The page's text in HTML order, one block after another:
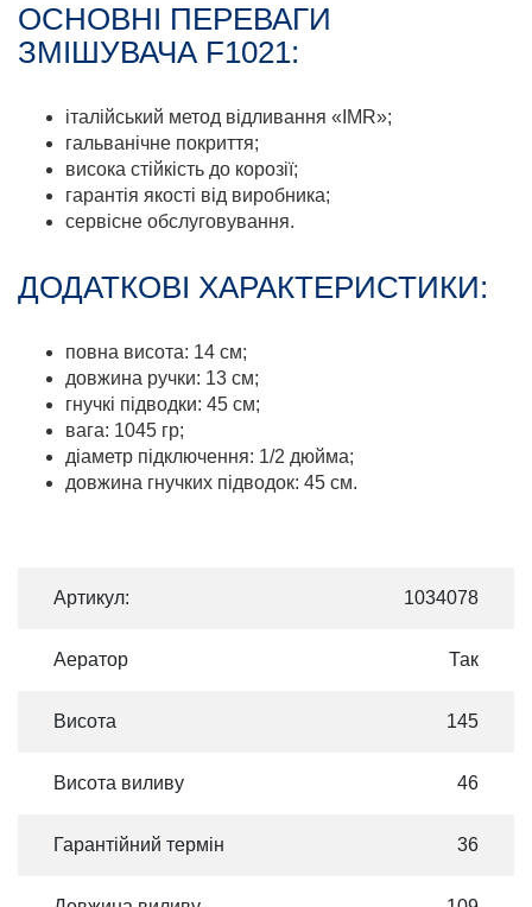
ОСНОВНІ ПЕРЕВАГИ
ЗМІШУВАЧА F1021:
італійський метод відливання «IMR»;
гальванічне покриття;
висока стійкість до корозії;
гарантія якості від виробника;
сервісне обслуговування.
ДОДАТКОВІ ХАРАКТЕРИСТИКИ:
повна висота: 14 см;
довжина ручки: 13 см;
гнучкі підводки: 45 см;
вага: 1045 гр;
діаметр підключення: 1/2 дюйма;
довжина гнучких підводок: 45 см.
Артикул: 1034078
Аератор Так
Висота 145
Висота виливу 46
Гарантійний термін 36